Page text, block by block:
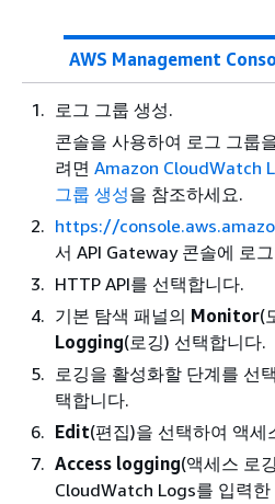
AWS Management
로그 그룹 생성.
콘솔을 사용하여 로그 그룹
려면 Amazon CloudWatch
그룹 생성을 참조하세요.
https://
서 API Gateway 콘솔에 로
HTTP API를 선택합니다.
기본 탐색 패널의 Monitor(
Logging(로깅) 선택합니다.
로깅을 활성화할 단계를 선
택합니다.
Edit(편집)을 선택하여 액
Access logging(액세스 로
CloudWatch Logs를 입력